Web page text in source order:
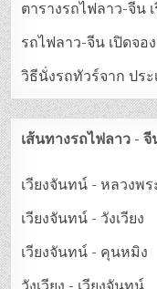
ตารางรถไฟลาว-จีน
รถไฟลาว-จีน เปิดจอ
วิธีนั่งรถทัวร์จาก ปร
เส้นทางรถไฟลาว - จี
เวียงจันทน์ - หลวงพร
เวียงจันทน์ - วังเวียง
เวียงจันทน์ - คุนหมิง